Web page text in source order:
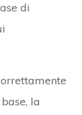
di
la